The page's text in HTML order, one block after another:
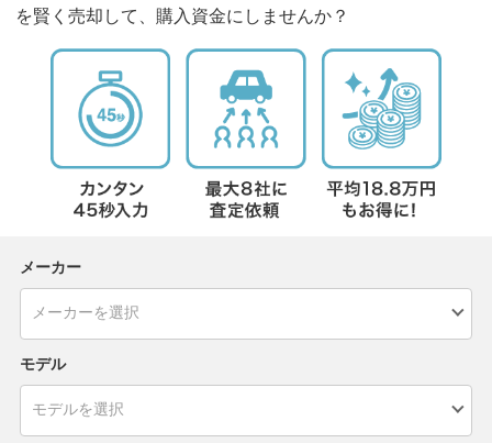
を賢く売却して、購入資金にしませんか？
メーカー
モデル